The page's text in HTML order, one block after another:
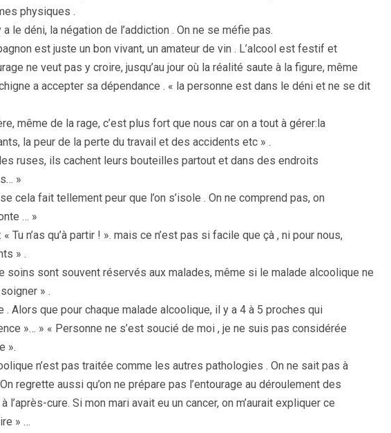
physiques .
a le déni, la négation de l’addiction . On ne se méfie pas.
est juste un bon vivant, un amateur de vin . L’alcool est festif et
ne veut pas y croire, jusqu’au jour où la réalité saute à la figure, même
a accepter sa dépendance . « la personne est dans le déni et ne se dit
même de la rage, c’est plus fort que nous car on a tout à gérer:la
la peur de la perte du travail et des accidents etc » .
ruses, ils cachent leurs bouteilles partout et dans des endroits
»
cela fait tellement peur que l’on s’isole . On ne comprend pas, on
… »
Tu n’as qu’à partir ! ». mais ce n’est pas si facile que çà , ni pour nous,
» .
soins sont souvent réservés aux malades, même si le malade alcoolique ne
» .
. Alors que pour chaque malade alcoolique, il y a 4 à 5 proches qui
»… » « Personne ne s’est soucié de moi , je ne suis pas considérée
».
n’est pas traitée comme les autres pathologies . On ne sait pas à
regrette aussi qu’on ne prépare pas l’entourage au déroulement des
l’après-cure. Si mon mari avait eu un cancer, on m’aurait expliquer ce
» …